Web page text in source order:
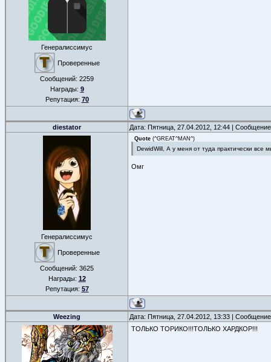
Генералиссимус
Проверенные
Сообщений: 2259
Награды: 9
Репутация: 70
diestator Дата: Пятница, 27.04.2012, 12:44 |
Генералиссимус
Проверенные
Сообщений: 3625
Награды: 12
Репутация: 57
Quote (^GREAT^MAN^)
DewidWill, А у меня от туда практически все
Омг
Weezing Дата: Пятница, 27.04.2012, 13:33 |
ТОЛЬКО ТОРИКО!!!ТОЛЬКО ХАРДКОР!!!